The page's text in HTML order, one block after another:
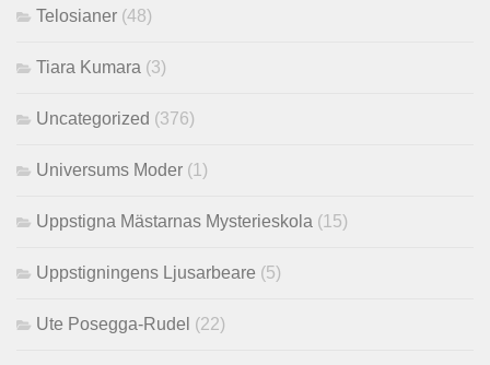
Telosianer (48)
Tiara Kumara (3)
Uncategorized (376)
Universums Moder (1)
Uppstigna Mästarnas Mysterieskola (15)
Uppstigningens Ljusarbeare (5)
Ute Posegga-Rudel (22)